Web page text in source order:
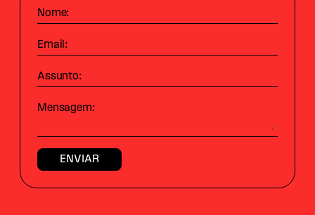
Nome:
Email:
Assunto:
Mensagem: